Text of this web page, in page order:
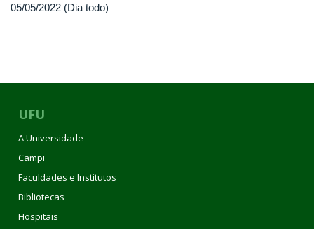
05/05/2022 (Dia todo)
UFU
A Universidade
Campi
Faculdades e Institutos
Bibliotecas
Hospitais